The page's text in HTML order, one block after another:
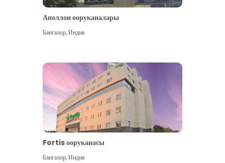
Аполлон ооруканалары
Бангалор,Индия
Fortis ооруканасы
Бангалор,Индия